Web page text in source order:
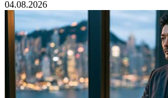
04.08.2026